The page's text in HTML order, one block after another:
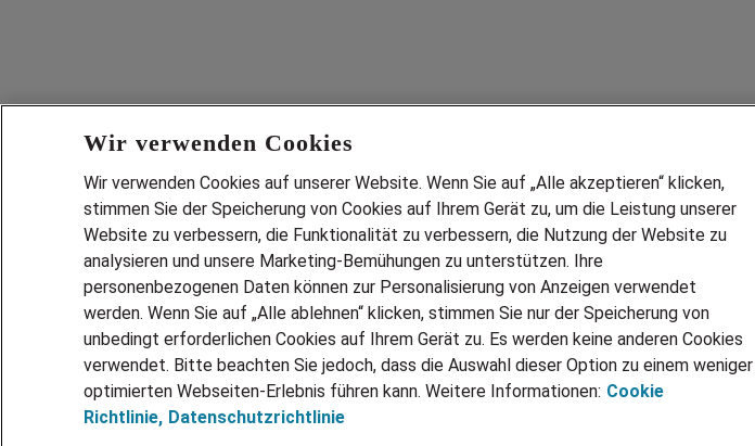
Wir verwenden Cookies
Wir verwenden Cookies auf unserer Website. Wenn Sie auf „Alle akzeptieren“ klicken,
stimmen Sie der Speicherung von Cookies auf Ihrem Gerät zu, um die Leistung unserer
Website zu verbessern, die Funktionalität zu verbessern, die Nutzung der Website zu
analysieren und unsere Marketing-Bemühungen zu unterstützen. Ihre
personenbezogenen Daten können zur Personalisierung von Anzeigen verwendet
werden. Wenn Sie auf „Alle ablehnen“ klicken, stimmen Sie nur der Speicherung von
unbedingt erforderlichen Cookies auf Ihrem Gerät zu. Es werden keine anderen Cookies
verwendet. Bitte beachten Sie jedoch, dass die Auswahl dieser Option zu einem weniger
optimierten Webseiten-Erlebnis führen kann. Weitere Informationen: Cookie
Richtlinie, Datenschutzrichtlinie